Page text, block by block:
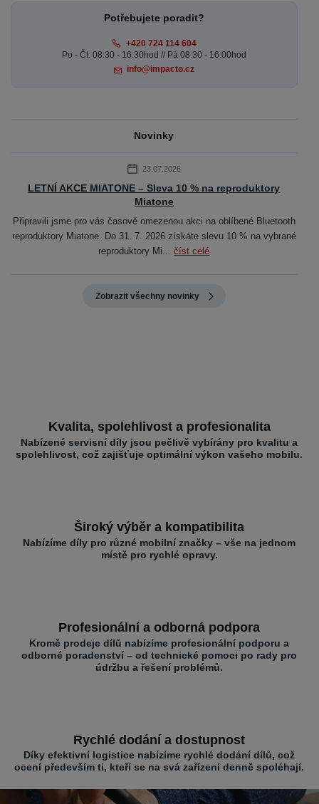
Potřebujete poradit?
+420 724 114 604
Po - Čt: 08:30 - 16:30hod // Pá 08:30 - 16:00hod
info@impacto.cz
Novinky
23.07.2026
LETNÍ AKCE MIATONE – Sleva 10 % na reproduktory
Miatone
Připravili jsme pro vás časově omezenou akci na oblíbené Bluetooth
reproduktory Miatone. Do 31. 7. 2026 získáte slevu 10 % na vybrané
reproduktory Mi...číst celé
Zobrazit všechny novinky
Kvalita, spolehlivost a profesionalita
Nabízené servisní díly jsou pečlivě vybírány pro kvalitu a
spolehlivost, což zajišťuje optimální výkon vašeho mobilu.
Široký výběr a kompatibilita
Nabízíme díly pro různé mobilní značky – vše na jednom
místě pro rychlé opravy.
Profesionální a odborná podpora
Kromě prodeje dílů nabízíme profesionální podporu a
odborné poradenství – od technické pomoci po rady pro
údržbu a řešení problémů.
Rychlé dodání a dostupnost
Díky efektivní logistice nabízíme rychlé dodání dílů, což
ocení především ti, kteří se na svá zařízení denně spoléhají.